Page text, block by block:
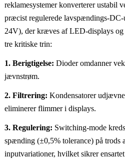
reklamesystemer konverterer ustabil
præcist regulerede lavspændings-
24V), der kræves af LED-displays
tre kritiske trin:
1. Berigtigelse: Dioder omdanner
jævnstrøm.
2. Filtrering: Kondensatorer
eliminerer flimmer i displays.
3. Regulering: Switching-mode
spænding (±0,5% tolerance) på trods
inputvariationer, hvilket sikrer